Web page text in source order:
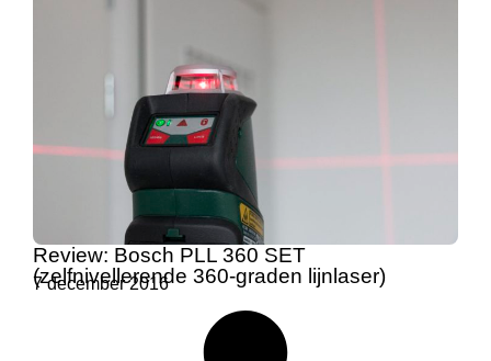
Review: Bosch PLL 360 SET
(zelfnivellerende 360-graden lijnlaser)
7 december 2016